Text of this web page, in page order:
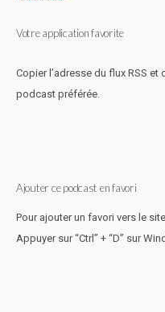
Votre application favorite
Copier l’adresse du flux RSS
podcast préférée.
Ajouter ce podcast en favori
Pour ajouter un favori vers le
Appuyer sur “Ctrl” + “D” sur